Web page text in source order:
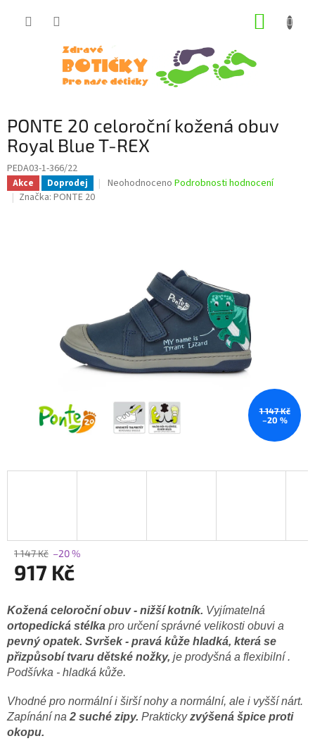
PONTE 20 celoroční kožená obuv
Royal Blue T-REX
PEDA03-1-366/22
Akce Doprodej
Průměrné
Neohodnoceno Podrobnosti hodnocení
Značka: PONTE 20
1 147 Kč
–20 %
1 147 Kč –20 %
917 Kč
cena:
Kožená celoroční obuv - nižší kotník. Vyjímatelná
ortopedická stélka pro určení správné velikosti obuvi a
pevný opatek. Svršek - pravá kůže hladká, která se
přizpůsobí tvaru dětské nožky, je prodyšná a flexibilní .
Podšívka - hladká kůže.
Vhodné pro normální i širší nohy a normální, ale i vyšší nárt.
Zapínání na2 suché zipy. Praktickyzvýšená špice proti
okopu.